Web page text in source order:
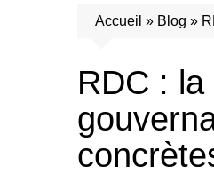
Accueil » Blog »
RDC :